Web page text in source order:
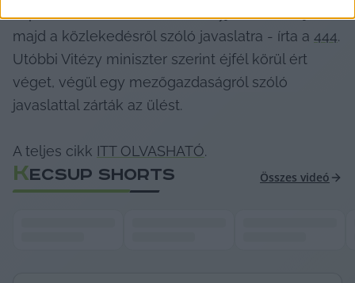
majd a közlekedésről szóló javaslatra - írta a 444.
Utóbbi Vitézy miniszter szerint éjfél körül ért
véget, végül egy mezőgazdaságról szóló
javaslattal zárták az ülést.
A teljes cikk ITT OLVASHATÓ.
KECSUP SHORTS Összes videó